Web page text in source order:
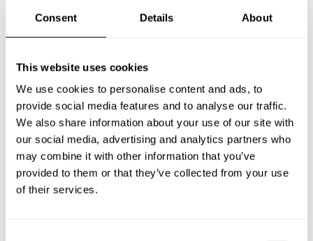
Consent Details About
This website uses cookies
We use cookies to personalise content and ads, to
provide social media features and to analyse our traffic.
We also share information about your use of our site with
our social media, advertising and analytics partners who
may combine it with other information that you’ve
provided to them or that they’ve collected from your use
of their services.
Estas son las preguntas más frecuentes sobre Chef a
Domicilio en Atoyac.
¿Qué incluye un servicio de Chef a Domicilio en
Atoyac?
¿Cuánto cuesta un Chef a Domicilio en Atoyac?
¿Cómo puedo reservar un Chef a Domicilio en Atoyac?